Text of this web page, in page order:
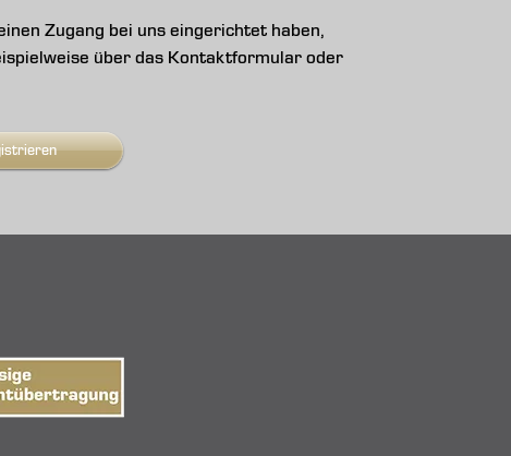
Zugang bei uns eingerichtet haben,
über das Kontaktformular oder